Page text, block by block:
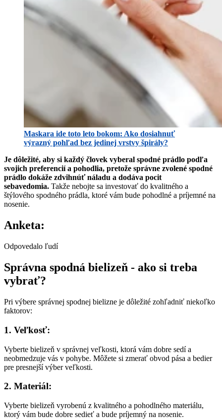
Maskara ide toto leto bokom: Ako dosiahnuť
výrazný pohľad bez jedinej vrstvy špirály?
Je dôležité, aby si každý človek vyberal spodné prádlo podľa
svojich preferencií a pohodlia, pretože správne zvolené spodné
prádlo dokáže zdvihnúť náladu a dodáva pocit
sebavedomia. Takže nebojte sa investovať do kvalitného a
štýlového spodného prádla, ktoré vám bude pohodlné a príjemné na
nosenie.
Anketa:
Odpovedalo ľudí
Správna spodná bielizeň - ako si treba
vybrať?
Pri výbere správnej spodnej bielizne je dôležité zohľadniť niekoľko
faktorov:
1. Veľkosť:
Vyberte bielizeň v správnej veľkosti, ktorá vám dobre sedí a
neobmedzuje vás v pohybe. Môžete si zmerať obvod pása a bedier
pre presnejší výber veľkosti.
2. Materiál:
Vyberte bielizeň vyrobenú z kvalitného a pohodlného materiálu,
ktorý vám bude dobre sedieť a bude príjemný na nosenie.